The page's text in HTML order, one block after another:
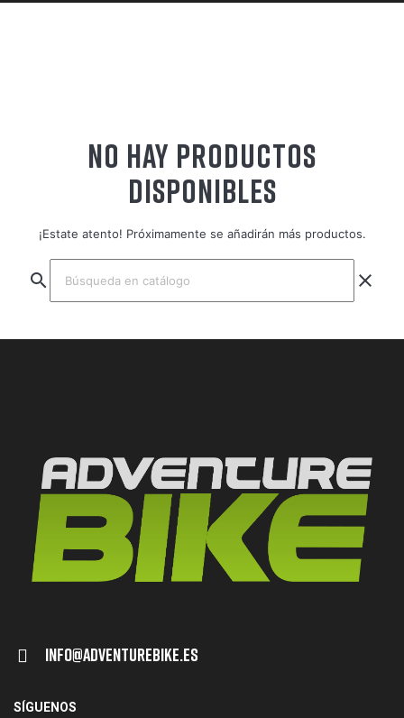
NO HAY PRODUCTOS
DISPONIBLES
¡Estate atento! Próximamente se añadirán más productos.
search clear
Info@adventurebike.es
SÍGUENOS